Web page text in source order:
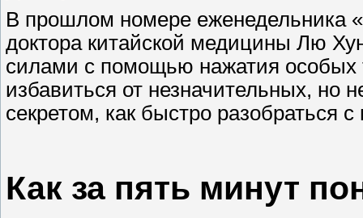
В прошлом номере еженедельника
доктора китайской медицины Лю
силами с помощью нажатия особых
избавиться от незначительных, но
секретом, как быстро разобраться
Как за пять минут